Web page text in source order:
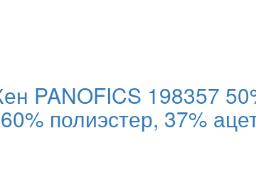
PANOFICS 198357
полиэстер, 37%